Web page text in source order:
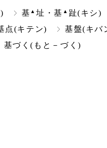
基 ▲址・基 ▲ 趾(キシ)
点(キテン) 基盤(キバ
基づく(もと－づく)